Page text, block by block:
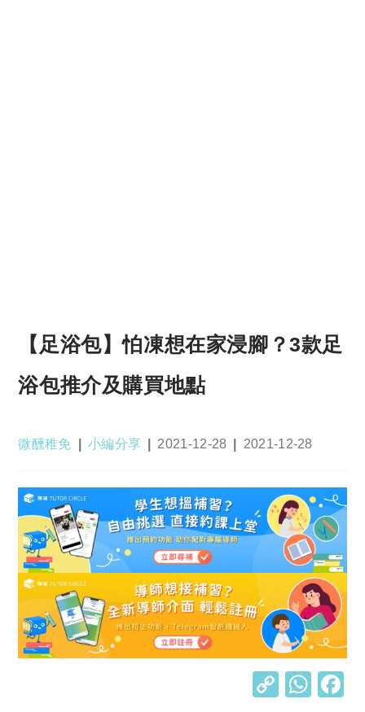
【足浴包】怕凍想在家浸腳？3款足
浴包推介及購買地點
Post
微醺稚免
Post
小編分享
Post
2021-12-28
Post
2021-12-28
C W